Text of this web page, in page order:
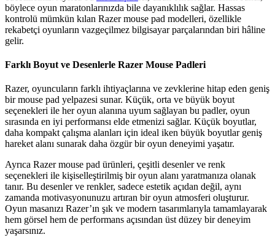
böylece oyun maratonlarınızda bile dayanıklılık sağlar. Hassas
kontrolü mümkün kılan Razer mouse pad modelleri, özellikle
rekabetçi oyunların vazgeçilmez bilgisayar parçalarından biri hâline
gelir.
Farklı Boyut ve Desenlerle Razer Mouse Padleri
Razer, oyuncuların farklı ihtiyaçlarına ve zevklerine hitap eden geniş
bir mouse pad yelpazesi sunar. Küçük, orta ve büyük boyut
seçenekleri ile her oyun alanına uyum sağlayan bu padler, oyun
sırasında en iyi performansı elde etmenizi sağlar. Küçük boyutlar,
daha kompakt çalışma alanları için ideal iken büyük boyutlar geniş
hareket alanı sunarak daha özgür bir oyun deneyimi yaşatır.
Ayrıca Razer mouse pad ürünleri, çeşitli desenler ve renk
seçenekleri ile kişiselleştirilmiş bir oyun alanı yaratmanıza olanak
tanır. Bu desenler ve renkler, sadece estetik açıdan değil, aynı
zamanda motivasyonunuzu artıran bir oyun atmosferi oluşturur.
Oyun masanızı Razer’ın şık ve modern tasarımlarıyla tamamlayarak
hem görsel hem de performans açısından üst düzey bir deneyim
yaşarsınız.